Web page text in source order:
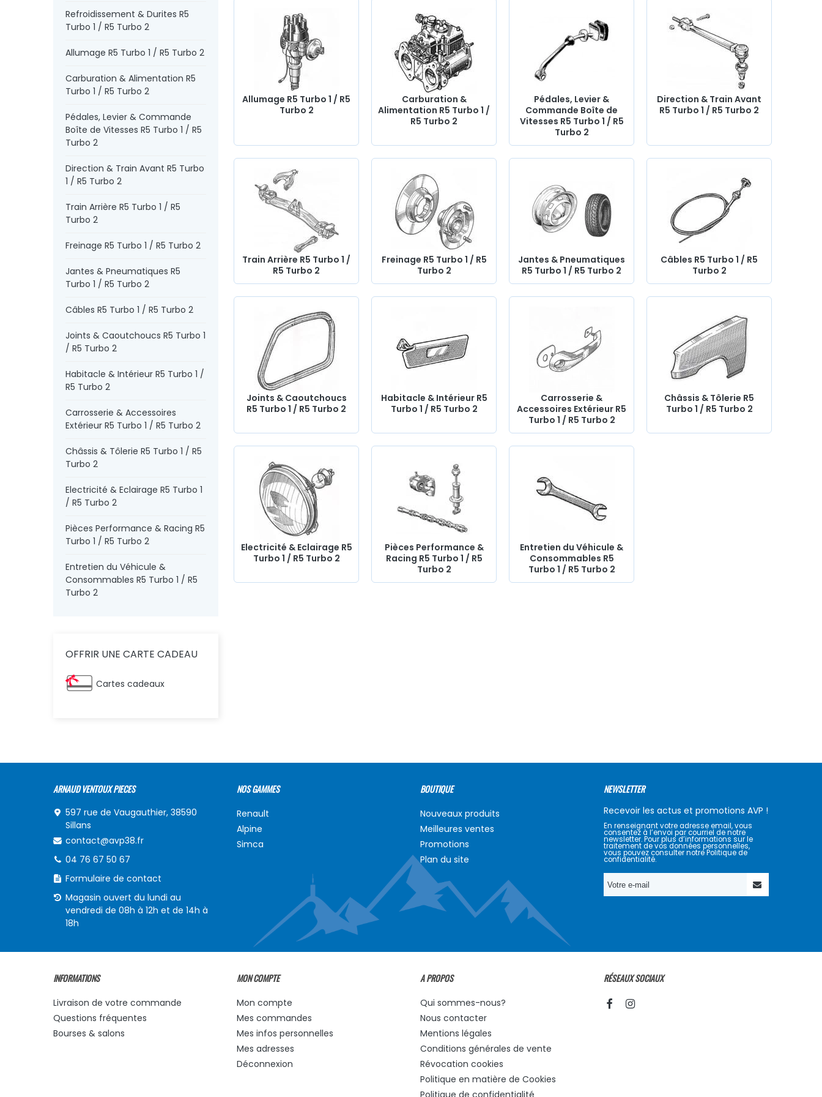
, radiateur, allumeur, rotule de direction et train avant,
Train arrière, amortisseur, freinage, Disque de frein, durite
Aviation, jantes et pneus, câble, joints caoutchoucs,
accessoire carrosserie , pièces châssis, cuvelage, ampoule,
phares, pièces électriques…Chez AVP Arnaud Ventoux Pièces,
nous avons tout ce qu’il vous faut pour
Turbo 1 ou R5 Turbo 2de collection avec des
composants de
Refroidissement & Durites R5
Turbo 1 / R5 Turbo 2
Allumage R5 Turbo 1 / R5 Turbo 2
Carburation & Alimentation R5
Turbo 1 / R5 Turbo 2
Pédales, Levier & Commande
Boîte de Vitesses R5 Turbo 1 / R5
Turbo 2
Direction & Train Avant R5 Turbo
1 / R5 Turbo 2
Train Arrière R5 Turbo 1 / R5
Turbo 2
Freinage R5 Turbo 1 / R5 Turbo 2
Jantes & Pneumatiques R5
Turbo 1 / R5 Turbo 2
Câbles R5 Turbo 1 / R5 Turbo 2
Joints & Caoutchoucs R5 Turbo 1
/ R5 Turbo 2
Habitacle & Intérieur R5 Turbo 1 /
R5 Turbo 2
Carrosserie & Accessoires
Extérieur R5 Turbo 1 / R5 Turbo 2
Châssis & Tôlerie R5 Turbo 1 / R5
Turbo 2
Electricité & Eclairage R5 Turbo 1
/ R5 Turbo 2
Pièces Performance & Racing R5
Turbo 1 / R5 Turbo 2
Entretien du Véhicule &
Consommables R5 Turbo 1 / R5
Turbo 2
OFFRIR UNE CARTE CADEAU
Cartes cadeaux
Allumage R5 Turbo 1 / R5
Turbo 2
Carburation &
Alimentation R5 Turbo 1 /
R5 Turbo 2
Pédales, Levier &
Commande Boîte de
Vitesses R5 Turbo 1 / R5
Turbo 2
Direction & Train Avant
R5 Turbo 1 / R5 Turbo 2
Train Arrière R5 Turbo 1 /
R5 Turbo 2
Freinage R5 Turbo 1 / R5
Turbo 2
Jantes & Pneumatiques
R5 Turbo 1 / R5 Turbo 2
Câbles R5 Turbo 1 / R5
Turbo 2
Joints & Caoutchoucs
R5 Turbo 1 / R5 Turbo 2
Habitacle & Intérieur R5
Turbo 1 / R5 Turbo 2
Carrosserie &
Accessoires Extérieur R5
Turbo 1 / R5 Turbo 2
Châssis & Tôlerie R5
Turbo 1 / R5 Turbo 2
Electricité & Eclairage R5
Turbo 1 / R5 Turbo 2
Pièces Performance &
Racing R5 Turbo 1 / R5
Turbo 2
Entretien du Véhicule &
Consommables R5
Turbo 1 / R5 Turbo 2
ARNAUD VENTOUX PIECES
597 rue de Vaugauthier, 38590
Sillans
contact@avp38.fr
04 76 67 50 67
Formulaire de contact
Magasin ouvert du lundi au
vendredi de 08h à 12h et de 14h à
18h
NOS GAMMES
Renault
Alpine
Simca
BOUTIQUE
Nouveaux produits
Meilleures ventes
Promotions
Plan du site
NEWSLETTER
Recevoir les actus et promotions AVP !
En renseignant votre adresse email, vous
consentez à l’envoi par courriel de notre
newsletter. Pour plus d’informations sur le
traitement de vos données personnelles,
vous pouvez consulter notre Politique de
confidentialité.
INFORMATIONS
Livraison de votre commande
Questions fréquentes
Bourses & salons
MON COMPTE
Mon compte
Mes commandes
Mes infos personnelles
Mes adresses
Déconnexion
A PROPOS
Qui sommes-nous?
Nous contacter
Mentions légales
Conditions générales de vente
Révocation cookies
Politique en matière de Cookies
Politique de confidentialité
RÉSEAUX SOCIAUX